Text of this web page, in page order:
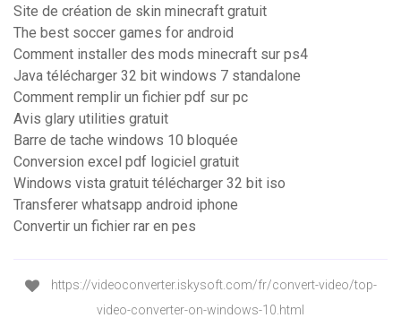
Site de création de skin minecraft gratuit
The best soccer games for android
Comment installer des mods minecraft sur ps4
Java télécharger 32 bit windows 7 standalone
Comment remplir un fichier pdf sur pc
Avis glary utilities gratuit
Barre de tache windows 10 bloquée
Conversion excel pdf logiciel gratuit
Windows vista gratuit télécharger 32 bit iso
Transferer whatsapp android iphone
Convertir un fichier rar en pes
https://videoconverter.iskysoft.com/fr/convert-video/top-
video-converter-on-windows-10.html